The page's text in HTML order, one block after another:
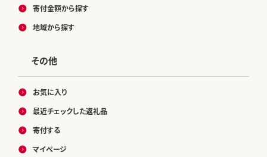
寄付金額から探す
地域から探す
その他
お気に入り
最近チェックした返礼品
寄付する
マイページ